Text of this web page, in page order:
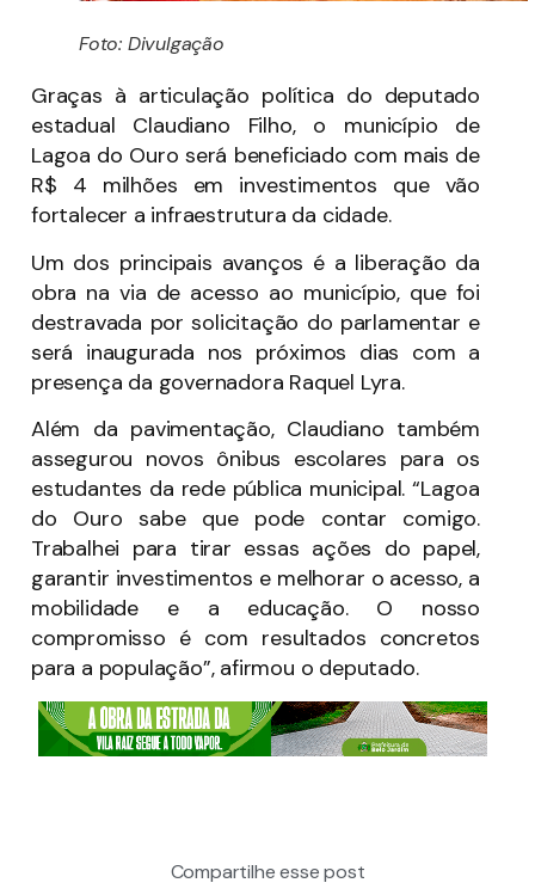
Foto: Divulgação
Graças à articulação política do deputado
estadual Claudiano Filho, o município de
Lagoa do Ouro será beneficiado com mais de
R$ 4 milhões em investimentos que vão
fortalecer a infraestrutura da cidade.
Um dos principais avanços é a liberação da
obra na via de acesso ao município, que foi
destravada por solicitação do parlamentar e
será inaugurada nos próximos dias com a
presença da governadora Raquel Lyra.
Além da pavimentação, Claudiano também
assegurou novos ônibus escolares para os
estudantes da rede pública municipal. “Lagoa
do Ouro sabe que pode contar comigo.
Trabalhei para tirar essas ações do papel,
garantir investimentos e melhorar o acesso, a
mobilidade e a educação. O nosso
compromisso é com resultados concretos
para a população”, afirmou o deputado.
Compartilhe esse post